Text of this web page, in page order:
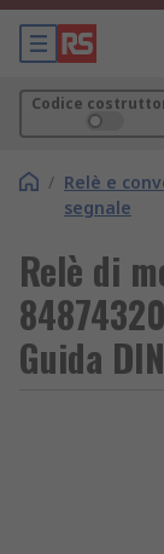
Codice
/ Relè e
segnale
Relè di
Guida DIN